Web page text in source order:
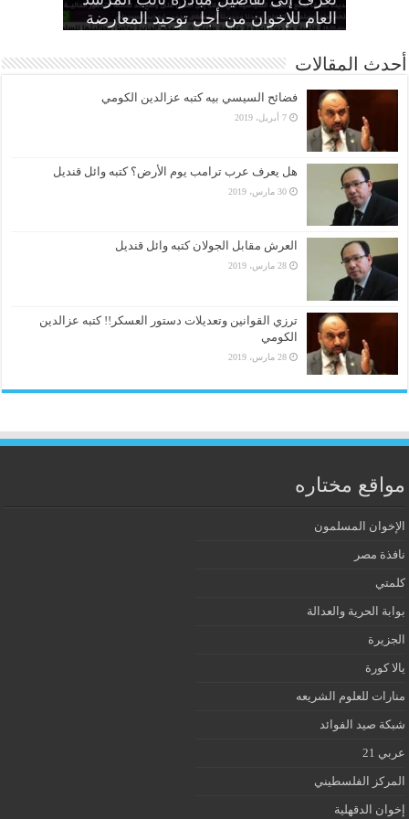
العام للإخوان من أجل توحيد المعارضة
القضاء لألعوبة في يد العسكر
الحرائر
اقتصادية”
بديل عن القصاص
أحدث المقالات
فضائح السيسي بيه كتبه عزالدين الكومي
7 أبريل، 2019
هل يعرف عرب ترامب يوم الأرض؟ كتبه وائل قنديل
30 مارس، 2019
العرش مقابل الجولان كتبه وائل قنديل
28 مارس، 2019
ترزي القوانين وتعديلات دستور العسكر!! كتبه عزالدين
الكومي
28 مارس، 2019
مواقع مختاره
الإخوان المسلمون
نافذة مصر
كلمتي
بوابة الحرية والعدالة
الجزيرة
يالا كورة
منارات للعلوم الشريعه
شبكة صيد الفوائد
عربي 21
المركز الفلسطيني
إخوان الدقهلية